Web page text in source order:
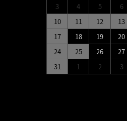
3
4 5 6
10
11 12 13
17
18 19 20
24
25 26 27
31
1 2 3